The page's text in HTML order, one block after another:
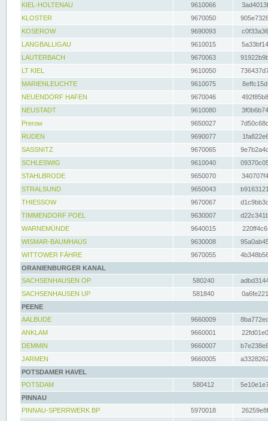
KIEL-HOLTENAU
9610066
KLOSTER
9670050
KOSEROW
9690093
LANGBALLIGAU
9610015
LAUTERBACH
9670063
LT KIEL
9610050
MARIENLEUCHTE
9610075
NEUENDORF HAFEN
9670046
NEUSTADT
9610080
Prerow
9650027
RUDEN
9690077
SASSNITZ
9670065
SCHLESWIG
9610040
STAHLBRODE
9650070
STRALSUND
9650043
THIESSOW
9670067
TIMMENDORF POEL
9630007
WARNEMÜNDE
9640015
WISMAR-BAUMHAUS
9630008
WITTOWER FÄHRE
9670055
ORANIENBURGER KANAL
SACHSENHAUSEN OP
580240
SACHSENHAUSEN UP
581840
PEENE
AALBUDE
9660009
ANKLAM
9660001
DEMMIN
9660007
JARMEN
9660005
POTSDAMER HAVEL
POTSDAM
580412
PINNAU
PINNAU-SPERRWERK BP
5970018